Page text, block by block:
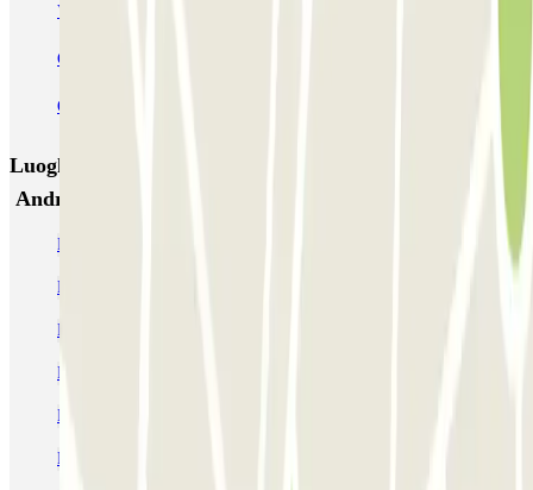
Via Mario Rapisardi - Stazione Notarbartolo
Garage Roma
Orange Airport Parking - Car Valet - Aeroporto di Palermo
Luoghi ed eventi che potrebbero interessarti vicino a
Andrea Il Pirata - Shuttle - Aeroporto di Palermo
Parcheggio aeroporto Palermo-Punta Raisi low cost
Parcheggi vicino al Castello della Zisa
Parcheggio al Teatro Politeama
Parcheggi vicino al Palazzo dei Normanni
Parcheggio al Teatro Massimo
Parcheggio alla Cattedrale di Palermo